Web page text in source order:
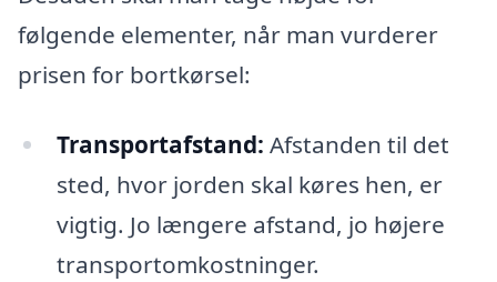
følgende elementer, når man vurderer
prisen for bortkørsel:
Transportafstand: Afstanden til det
sted, hvor jorden skal køres hen, er
vigtig. Jo længere afstand, jo højere
transportomkostninger.